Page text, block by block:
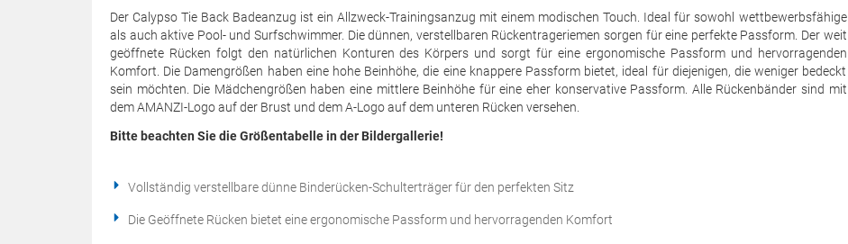
Der Calypso Tie Back Badeanzug ist ein Allzweck-Trainingsanzug mit einem modischen Touch. Ideal für sowohl wettbewerbsfähige
als auch aktive Pool- und Surfschwimmer. Die dünnen, verstellbaren Rückentrageriemen sorgen für eine perfekte Passform. Der weit
geöffnete Rücken folgt den natürlichen Konturen des Körpers und sorgt für eine ergonomische Passform und hervorragenden
Komfort. Die Damengrößen haben eine hohe Beinhöhe, die eine knappere Passform bietet, ideal für diejenigen, die weniger bedeckt
sein möchten. Die Mädchengrößen haben eine mittlere Beinhöhe für eine eher konservative Passform. Alle Rückenbänder sind mit
dem AMANZI-Logo auf der Brust und dem A-Logo auf dem unteren Rücken versehen.
Bitte beachten Sie die Größentabelle in der Bildergallerie!
Vollständig verstellbare dünne Binderücken-Schulterträger für den perfekten Sitz
Die Geöffnete Rücken bietet eine ergonomische Passform und hervorragenden Komfort